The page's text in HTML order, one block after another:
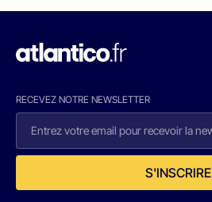
RECEVEZ NOTRE NEWSLETTER
S'INSCRIRE